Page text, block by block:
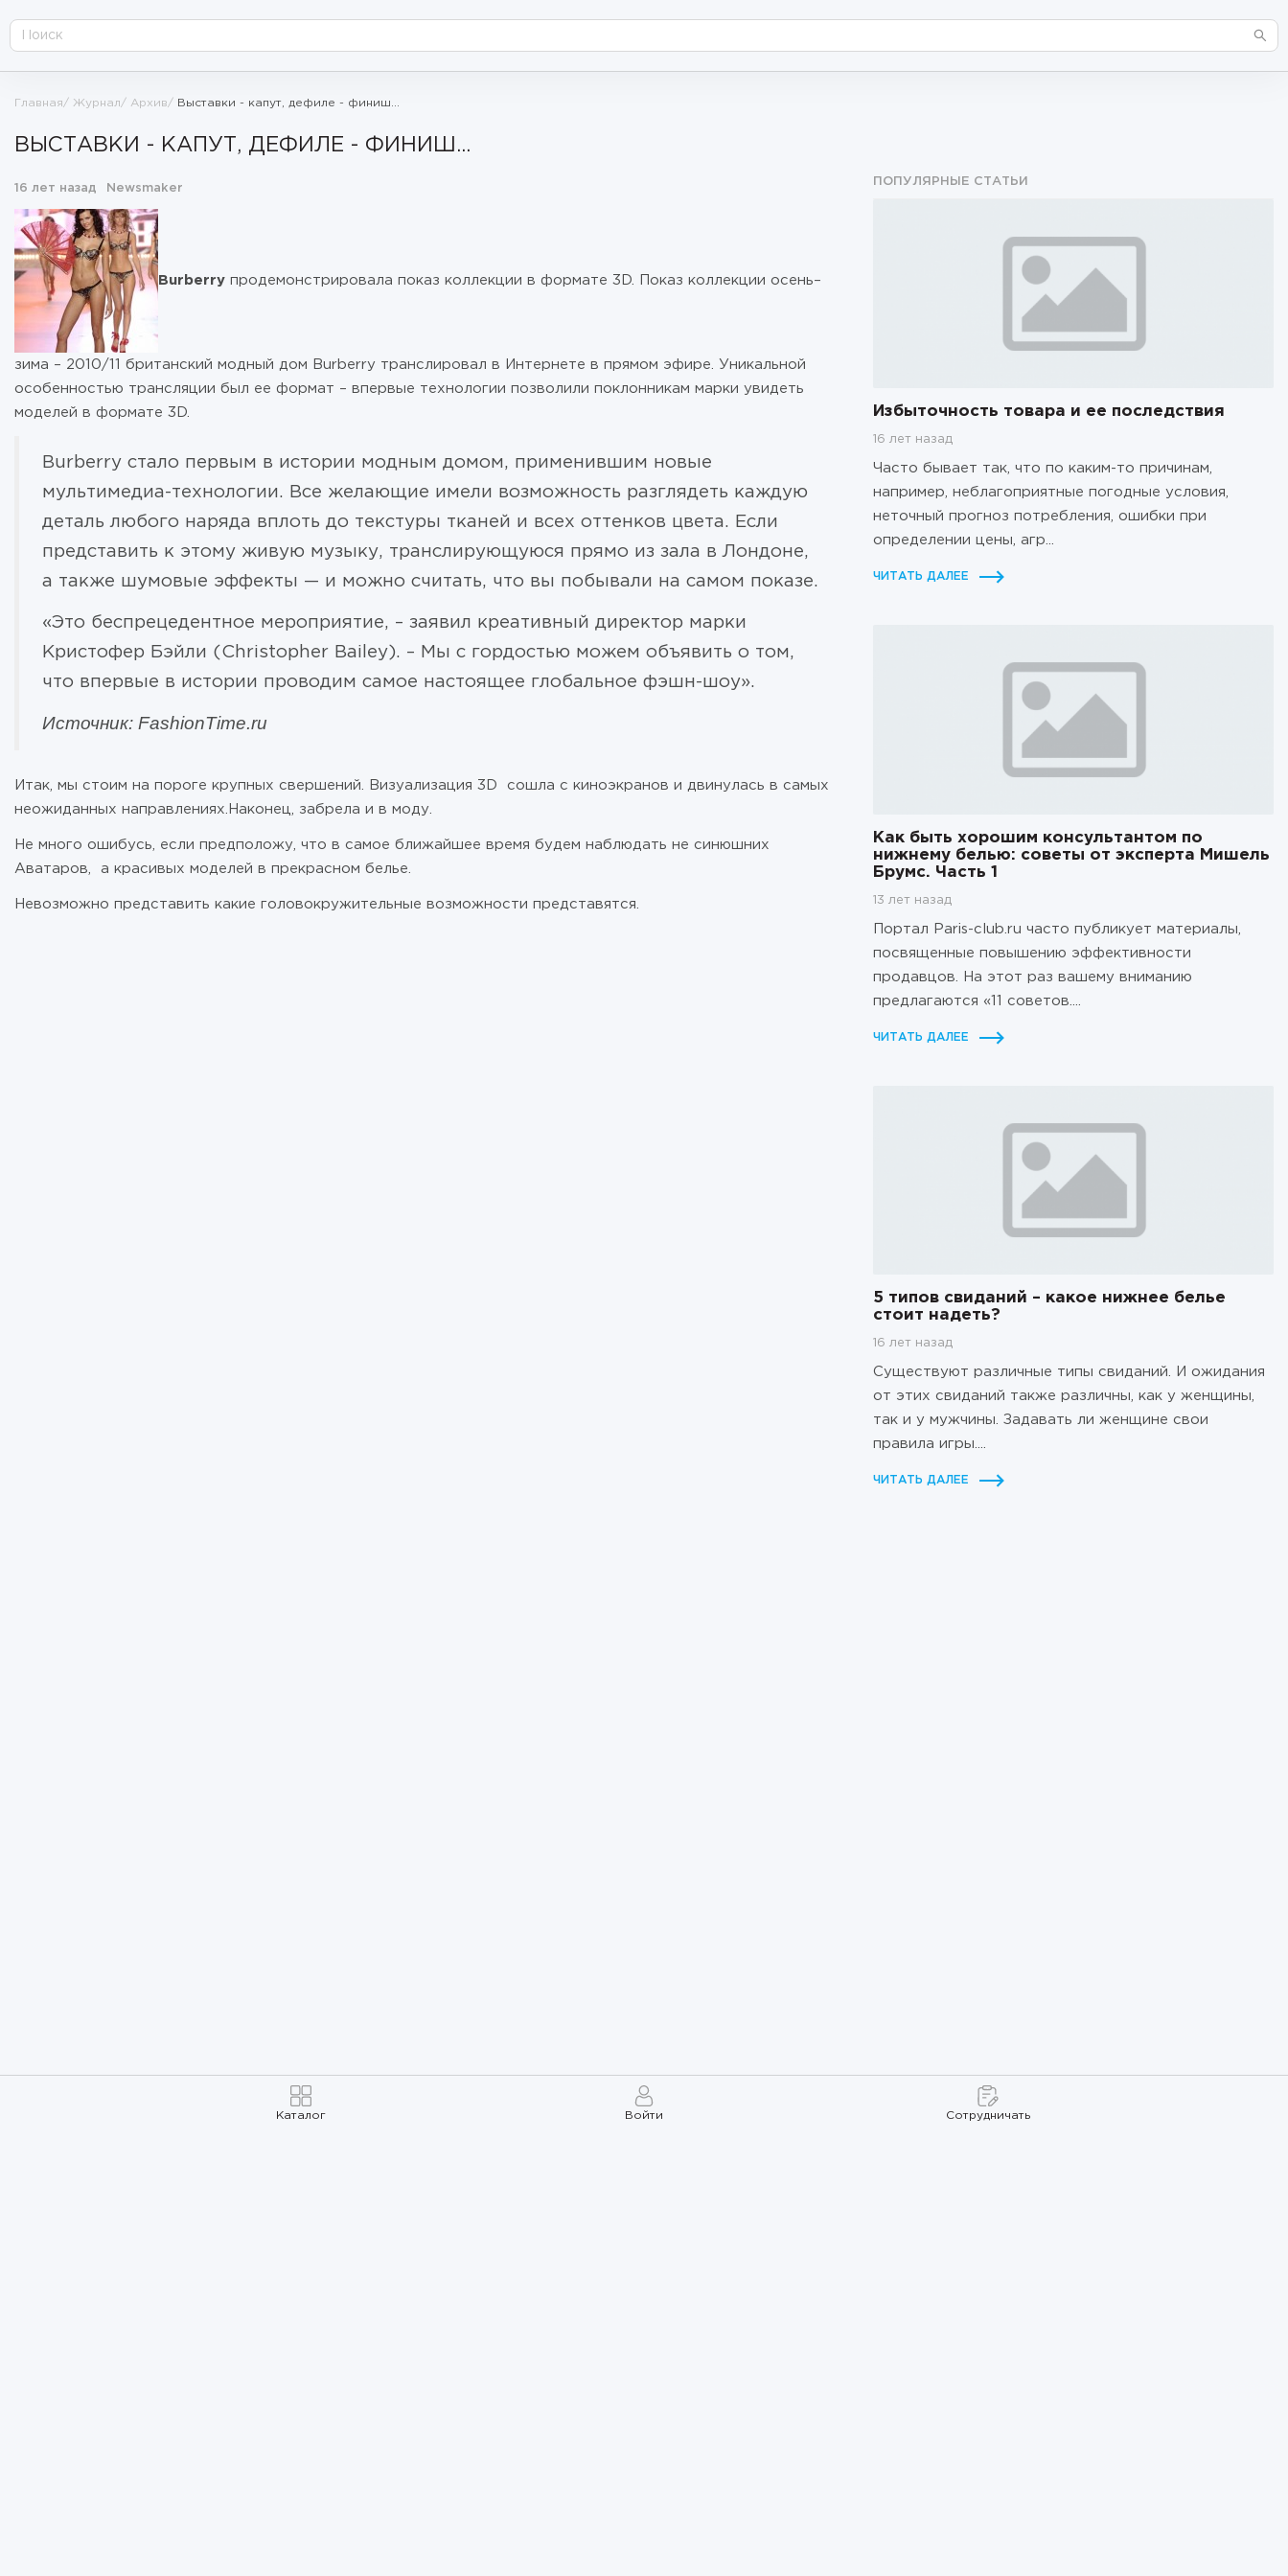
Каталог Войти Сотрудничать
Главная Журнал Архив Выставки - капут, дефиле - финиш...
ВЫСТАВКИ - КАПУТ, ДЕФИЛЕ - ФИНИШ...
16 лет назад Newsmaker
Burberry продемонстрировала показ коллекции в формате 3D. Показ коллекции осень–
зима – 2010/11 британский модный дом Burberry транслировал в Интернете в прямом эфире. Уникальной
особенностью трансляции был ее формат – впервые технологии позволили поклонникам марки увидеть
моделей в формате 3D.
Burberry стало первым в истории модным домом, применившим новые
мультимедиа-технологии. Все желающие имели возможность разглядеть каждую
деталь любого наряда вплоть до текстуры тканей и всех оттенков цвета. Если
представить к этому живую музыку, транслирующуюся прямо из зала в Лондоне,
а также шумовые эффекты — и можно считать, что вы побывали на самом показе.
«Это беспрецедентное мероприятие, – заявил креативный директор марки
Кристофер Бэйли (Christopher Bailey). – Мы с гордостью можем объявить о том,
что впервые в истории проводим самое настоящее глобальное фэшн-шоу».
Источник: FashionTime.ru
Итак, мы стоим на пороге крупных свершений. Визуализация 3D сошла с киноэкранов и двинулась в самых
неожиданных направлениях.Наконец, забрела и в моду.
Не много ошибусь, если предположу, что в самое ближайшее время будем наблюдать не синюшних
Аватаров, а красивых моделей в прекрасном белье.
Невозможно представить какие головокружительные возможности представятся.
ПОПУЛЯРНЫЕ СТАТЬИ
Избыточность товара и ее последствия
16 лет назад
Часто бывает так, что по каким-то причинам,
например, неблагоприятные погодные условия,
неточный прогноз потребления, ошибки при
определении цены, агр...
ЧИТАТЬ ДАЛЕЕ
Как быть хорошим консультантом по
нижнему белью: советы от эксперта Мишель
Брумс. Часть 1
13 лет назад
Портал Paris-club.ru часто публикует материалы,
посвященные повышению эффективности
продавцов. На этот раз вашему вниманию
предлагаются «11 советов....
ЧИТАТЬ ДАЛЕЕ
5 типов свиданий – какое нижнее белье
стоит надеть?
16 лет назад
Существуют различные типы свиданий. И ожидания
от этих свиданий также различны, как у женщины,
так и у мужчины. Задавать ли женщине свои
правила игры....
ЧИТАТЬ ДАЛЕЕ